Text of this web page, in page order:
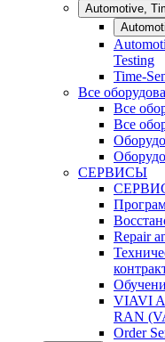
Automotive,
Testing
Time-
Все
Все
Все
СЕРВИСЫ
Repair
VIAVI
RAN
Order